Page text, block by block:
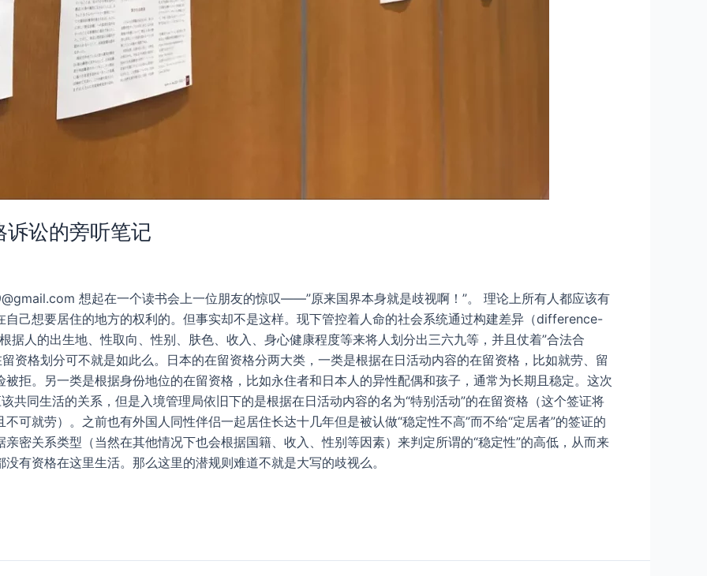
讼的旁听笔记
想起在一个读书会上一位朋友的惊叹——”原来国界本身就是歧视啊！”。 理论上所有人都应该有
己想要居住的地方的权利的。但事实却不是这样。现下管控着人命的社会系统通过构建差异（difference-
人的出生地、性取向、性别、肤色、收入、身心健康程度等来将人划分出三六九等，并且仗着”合法合
资格划分可不就是如此么。日本的在留资格分两大类，一类是根据在日活动内容的在留资格，比如就劳、留
拒。另一类是根据身份地位的在留资格，比如永住者和日本人的异性配偶和孩子，通常为长期且稳定。这次
共同生活的关系，但是入境管理局依旧下的是根据在日活动内容的名为“特别活动”的在留资格（这个签证将
可就劳）。之前也有外国人同性伴侣一起居住长达十几年但是被认做“稳定性不高”而不给“定居者”的签证的
密关系类型（当然在其他情况下也会根据国籍、收入、性别等因素）来判定所谓的“稳定性”的高低，从而来
有资格在这里生活。那么这里的潜规则难道不就是大写的歧视么。